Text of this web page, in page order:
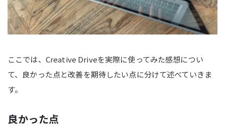
ここでは、Creative Driveを実際に使ってみた感想につい
て、良かった点と改善を期待したい点に分けて述べていきま
す。
良かった点